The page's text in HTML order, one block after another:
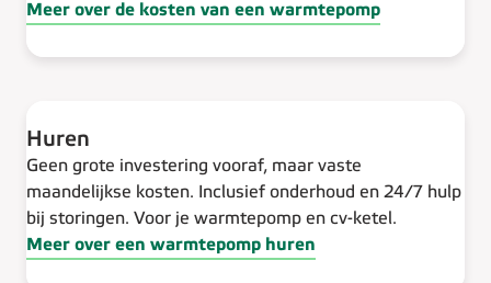
Meer over de kosten van een warmtepomp
Huren
Geen grote investering vooraf, maar vaste
maandelijkse kosten. Inclusief onderhoud en 24/7 hulp
bij storingen. Voor je warmtepomp en cv-ketel.
Meer over een warmtepomp huren